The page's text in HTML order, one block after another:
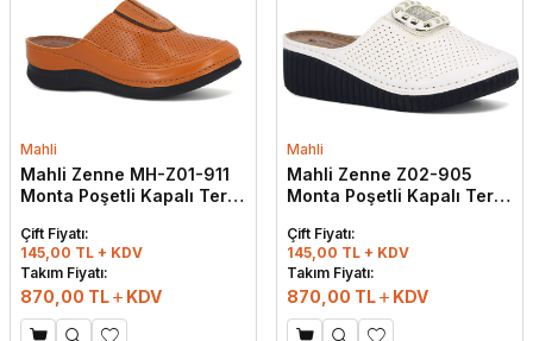
Mahli
Mahli Zenne MH-Z01-911
Monta Poşetli Kapalı Terlik
Çift Fiyatı:
145,00 TL + KDV
Takım Fiyatı:
870,00 TL KDV
Mahli
Mahli Zenne Z02-905
Monta Poşetli Kapalı Terlik
Çift Fiyatı:
145,00 TL + KDV
Takım Fiyatı:
870,00 TL KDV